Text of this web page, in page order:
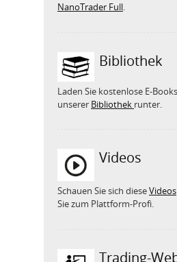
NanoTrader Full.
Bibliothek
Laden Sie kostenlose E-
unserer Bibliothek runter.
Videos
Schauen Sie sich dieseVideos
Sie zum Plattform-Profi.
Trading-